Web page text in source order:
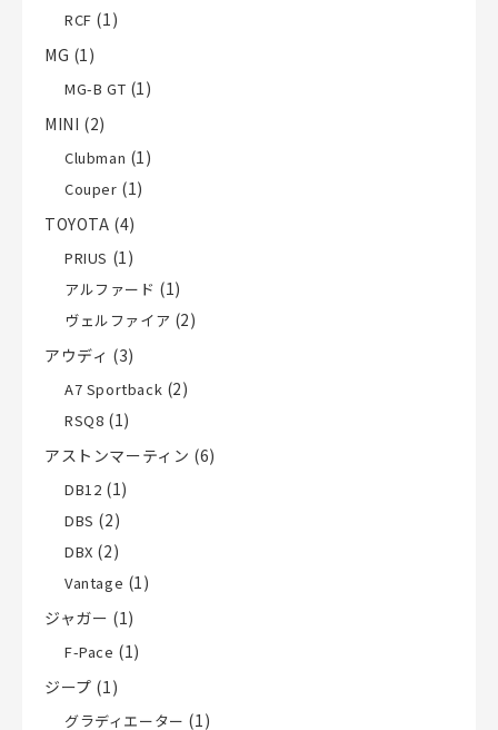
RCF (1)
MG (1)
MG-B GT (1)
MINI (2)
Clubman (1)
Couper (1)
TOYOTA (4)
PRIUS (1)
アルファード (1)
ヴェルファイア (2)
アウディ (3)
A7 Sportback (2)
RSQ8 (1)
アストンマーティン (6)
DB12 (1)
DBS (2)
DBX (2)
Vantage (1)
ジャガー (1)
F-Pace (1)
ジープ (1)
グラディエーター (1)